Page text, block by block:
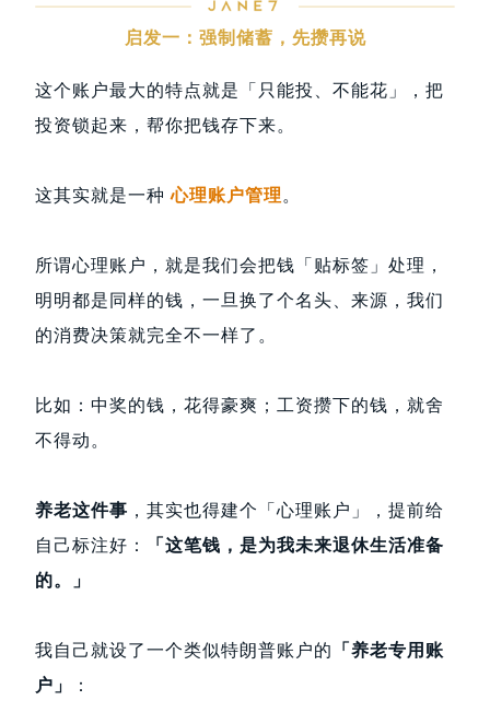
启发一：强制储蓄，先攒再说
这个账户最大的特点就是「只能投、不能花」，把
投资锁起来，帮你把钱存下来。
这其实就是一种心理账户管理。
所谓心理账户，就是我们会把钱「贴标签」处理，
明明都是同样的钱，一旦换了个名头、来源，我们
的消费决策就完全不一样了。
比如：中奖的钱，花得豪爽；工资攒下的钱，就舍
不得动。
养老这件事 ，其实也得建个「心理账户」，提前给
自己标注好：
「这笔钱，是为我未来退休生活准备
的。」
我自己就设了一个类似特朗普账户的
「养老专用账
户」
：